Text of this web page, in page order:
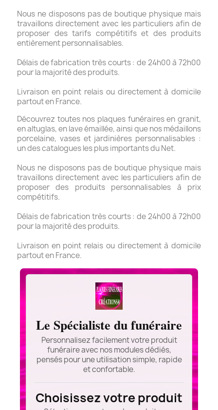
Nous ne disposons pas de boutique physique mais
travaillons directement avec les particuliers afin de
proposer des tarifs compétitifs et des produits
entièrement personnalisables.
Délais de fabrication très courts : de 24h00 à 72h00
pour la majorité des produits.
Livraison en point relais ou directement à domicile
partout en France.
Découvrez toutes nos plaques funéraires en granit,
en altuglas, en lave émaillée, ainsi que nos médaillons
porcelaine, vases et jardinières personnalisables :
un des catalogues les plus importants du Net.
Nous ne disposons pas de boutique physique mais
travaillons directement avec les particuliers afin de
proposer des produits personnalisables à prix
compétitifs.
Délais de fabrication très courts : de 24h00 à 72h00
pour la majorité des produits.
Livraison en point relais ou directement à domicile
partout en France.
Le Spécialiste du funéraire
Personnalisez facilement votre produit
funéraire avec nos modules dédiés,
pensés pour une utilisation simple, rapide
et confortable.
Choisissez votre produit